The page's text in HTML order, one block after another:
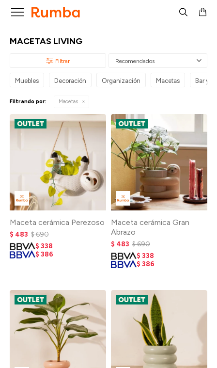

MACETAS LIVING
Recomendados
Muebles Decoración Organización Macetas Bar y
Filtrando por: Macetas
Maceta cerámica Perezoso
$ 483 $690
$ 338
$ 386
Maceta cerámica Gran
Abrazo
$ 483 $690
$ 338
$ 386